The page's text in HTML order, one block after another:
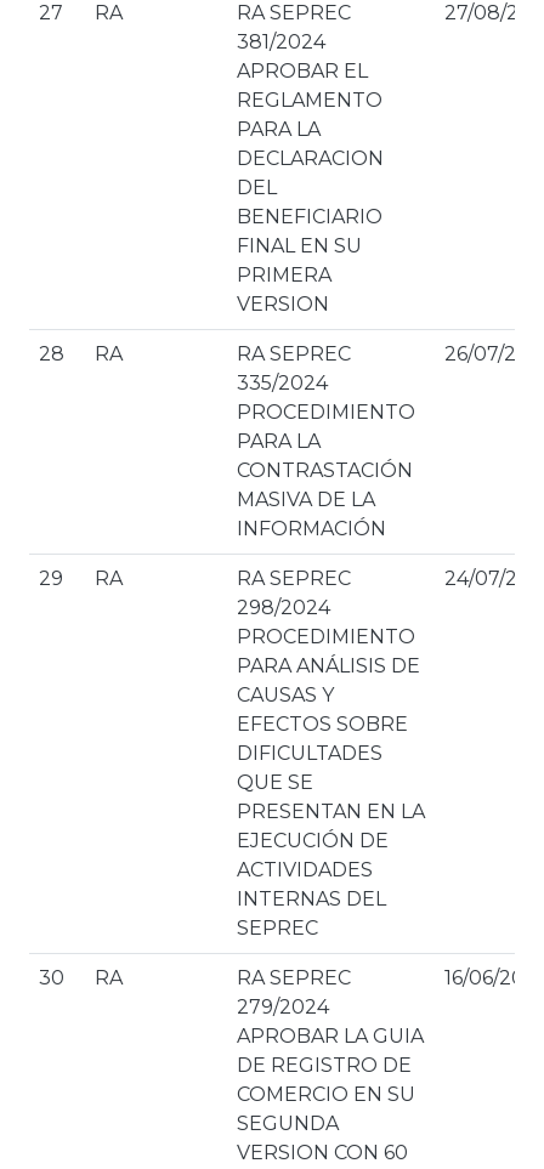
27 RA
RA SEPREC
381/2024
APROBAR EL
REGLAMENTO
PARA LA
DECLARACION
DEL
BENEFICIARIO
FINAL EN SU
PRIMERA
VERSION
27/08/
28 RA
RA SEPREC
335/2024
PROCEDIMIENTO
PARA LA
CONTRASTACIÓN
MASIVA DE LA
INFORMACIÓN
26/07/
29 RA
RA SEPREC
298/2024
PROCEDIMIENTO
PARA ANÁLISIS DE
CAUSAS Y
EFECTOS SOBRE
DIFICULTADES
QUE SE
PRESENTAN EN LA
EJECUCIÓN DE
ACTIVIDADES
INTERNAS DEL
SEPREC
24/07/
30 RA
RA SEPREC
279/2024
APROBAR LA GUIA
DE REGISTRO DE
COMERCIO EN SU
SEGUNDA
VERSION CON 60
16/06/